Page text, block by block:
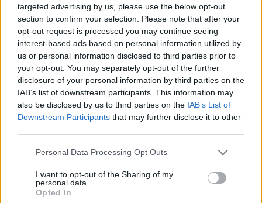
targeted advertising by us, please use the below opt-out
section to confirm your selection. Please note that after your
opt-out request is processed you may continue seeing
interest-based ads based on personal information utilized by
us or personal information disclosed to third parties prior to
your opt-out. You may separately opt-out of the further
disclosure of your personal information by third parties on the
IAB’s list of downstream participants. This information may
also be disclosed by us to third parties on the IAB’s List of
Downstream Participants that may further disclose it to other
Please note that this website/app uses one or more Google
not limited to your visit or usage behaviour. You may click to
grant or deny consent to Google and its third-party tags to
use your data for below specified purposes in below Google
Personal Data Processing Opt Outs
I want to opt-out of the Sharing of my
personal data.
Opted In
ír, hogy nincsen néki semmi baja.
Az egész már megint a Trisztánról jutott eszembe,
vagy akár A bolygó hollandiról, hogy a probléma
nem probléma, fájdalmas elszeretni a főnök vagy
atyai jó barát nejét, de nem kell belehalni. Nem kell
megváltódni, nem is váltódik meg a hollandus a
most futó rendezésben, csak azt kell valahogy
elkerülni, hogy két különböző világ találkozzon.
Hogy át lehessen járni az egyikből a másikba. Az
énekes énekeljen, a politikus politizáljon, a rajongók
érjék be azzal, amiért rajonganak, ne kelljen nekik az
egész opera, az operában föllépő egész ember, csak
amennyi rájuk tartozik. Lefordítva a pillanatra: itt
élünk a gazdag és kényelmes Európában, miért nem
erről szólnak az operák, hogy reggel fölkelünk,